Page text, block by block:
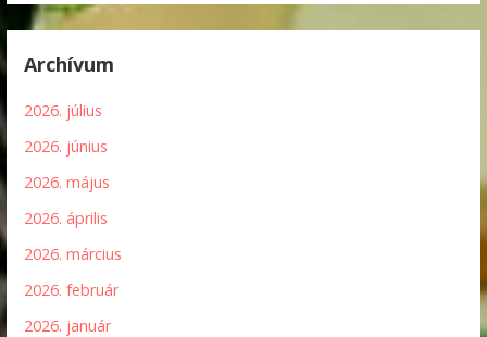
Archívum
2026. július
2026. június
2026. május
2026. április
2026. március
2026. február
2026. január